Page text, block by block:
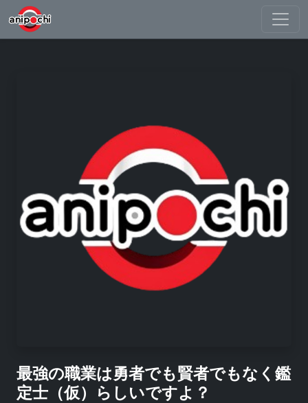
最強の職業は勇者でも賢者でもなく鑑
定士（仮）らしいですよ？